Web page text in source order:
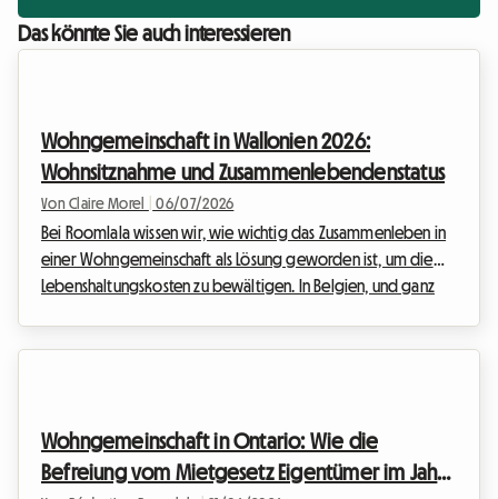
Das könnte Sie auch interessieren
Wohngemeinschaft in Wallonien 2026:
Wohnsitznahme und Zusammenlebendenstatus
Von Claire Morel 06/07/2026
Bei Roomlala wissen wir, wie wichtig das Zusammenleben in
einer Wohngemeinschaft als Lösung geworden ist, um die
Lebenshaltungskosten zu bewältigen. In Belgien, und ganz
Herausforderungen mit sich, insbesondere in administrativer
und rechtlich...
Wohngemeinschaft in Ontario: Wie die
Befreiung vom Mietgesetz Eigentümer im Jahr